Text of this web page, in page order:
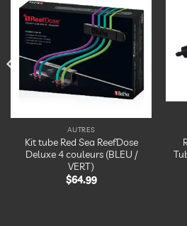
Ajouter
liste
d’envies
AUTRES
Kit tube Red Sea ReefDose
Deluxe 4 couleurs (BLEU /
VERT)
$64.99